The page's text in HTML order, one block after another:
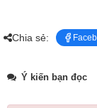
Chia sẻ:
Ý kiến bạn đọc